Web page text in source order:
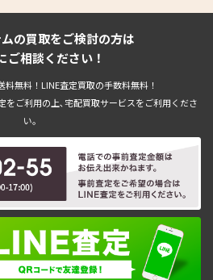
の買取をご検討の方は
ご相談ください！
無料！LINE査定買取の手数料無料！
をご利用の上､宅配買取サービスをご利用くださ
い。